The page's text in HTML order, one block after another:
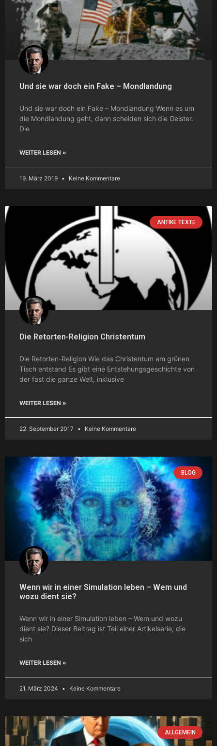
Und sie war doch ein Fake – Mondlandung
Und sie war doch ein Fake – Mondlandung Wenn es um
die Mondlandung geht, dann scheiden sich die Geister.
Die
WEITER LESEN »
19. März 2019 Keine Kommentare
ANTIKE TEXTE
Die Retorten-Religion Christentum
Die Retorten-Religion Wie das Christentum am grünen
Tisch entstand Es gibt eine Entstehungsgeschichte von
der fast die ganze Welt, inklusive
WEITER LESEN »
22. September 2017 Keine Kommentare
BLOG
Wenn wir in einer Simulation leben – Wem und
wozu dient sie?
Wenn wir in einer Simulation leben – Wem und wozu
dient sie? Dieser Beitrag ist Teil einer Artikelserie, die
sich
WEITER LESEN »
21. März 2024 Keine Kommentare
ALLGEMEIN